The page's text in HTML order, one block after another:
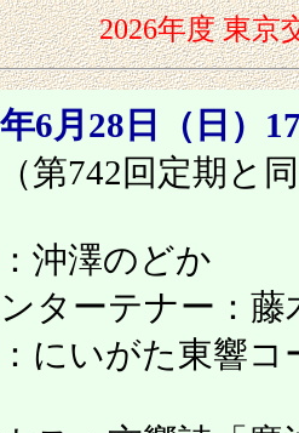
2026年度 東京
6月28日（日）
742回定期と
沖澤のどか
ターテナー：藤
にいがた東響コ